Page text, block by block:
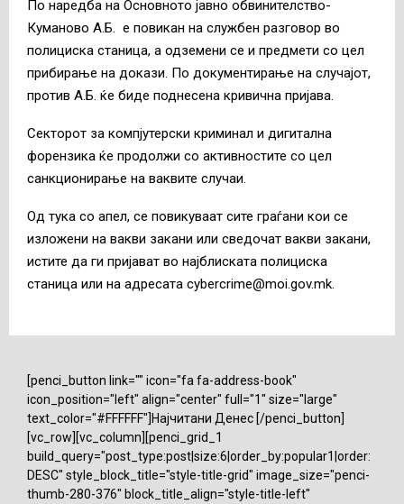
По наредба на Основното јавно обвинителство-
Куманово А.Б. е повикан на службен разговор во
полициска станица, а одземени се и предмети со цел
прибирање на докази. По документирање на случајот,
против А.Б. ќе биде поднесена кривична пријава.
Секторот за компјутерски криминал и дигитална
форензика ќе продолжи со активностите со цел
санкционирање на ваквите случаи.
Од тука со апел, се повикуваат сите граѓани кои се
изложени на вакви закани или сведочат вакви закани,
истите да ги пријават во најблиската полициска
станица или на адресата cybercrime@moi.gov.mk
[penci_button link="" icon="fa fa-address-book"
icon_position="left" align="center" full="1" size="large"
text_color="#FFFFFF"]Најчитани Денес [/penci_button]
[vc_row][vc_column][penci_grid_1
build_query="post_type:post|size:6|order_by:popular1|order:
DESC" style_block_title="style-title-grid" image_size="penci-
thumb-280-376" block_title_align="style-title-left"